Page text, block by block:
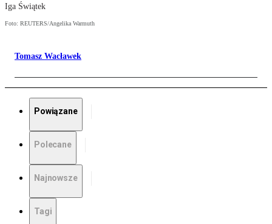
Iga Świątek
Foto: REUTERS/Angelika Warmuth
Tomasz Wacławek
Powiązane
Polecane
Najnowsze
Tagi